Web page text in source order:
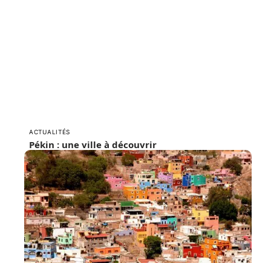
ACTUALITÉS
Pékin : une ville à découvrir